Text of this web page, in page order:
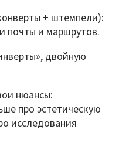
+ штемпели):
почты и маршрутов.
двойную
нюансы:
про эстетическую
исследования